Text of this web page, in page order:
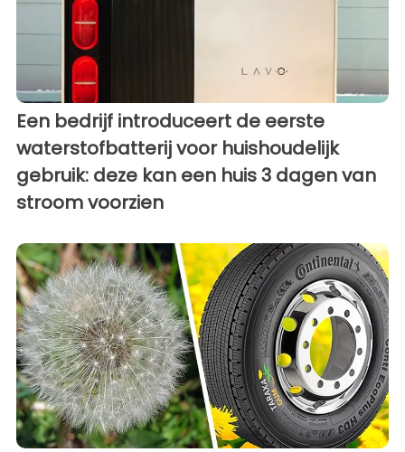
Een bedrijf introduceert de eerste
waterstofbatterij voor huishoudelijk
gebruik: deze kan een huis 3 dagen van
stroom voorzien